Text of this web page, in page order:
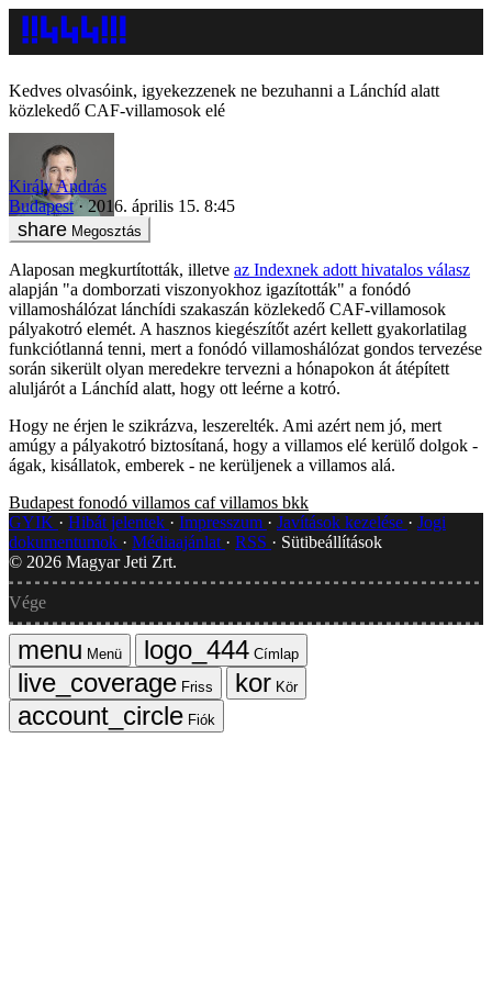
Kedves olvasóink, igyekezzenek ne bezuhanni a Lánchíd alatt
közlekedő CAF-villamosok elé
Király András
Budapest
2016. április 15. 8:45
Megosztás
Alaposan megkurtították, illetve az Indexnek adott hivatalos válasz
alapján "a domborzati viszonyokhoz igazították" a fonódó
villamoshálózat lánchídi szakaszán közlekedő CAF-villamosok
pályakotró elemét. A hasznos kiegészítőt azért kellett gyakorlatilag
funkciótlanná tenni, mert a fonódó villamoshálózat gondos tervezése
során sikerült olyan meredekre tervezni a hónapokon át átépített
aluljárót a Lánchíd alatt, hogy ott leérne a kotró.
Hogy ne érjen le szikrázva, leszerelték. Ami azért nem jó, mert
amúgy a pályakotró biztosítaná, hogy a villamos elé kerülő dolgok -
ágak, kisállatok, emberek - ne kerüljenek a villamos alá.
Budapest fonodó villamos caf villamos bkk
GYIK
Hibát jelentek Impresszum Javítások kezelése
Jogi
dokumentumok
Médiaajánlat RSS
Sütibeállítások
© 2026 Magyar Jeti Zrt.
Vége
Menü
Címlap
Friss
Kör
Fiók